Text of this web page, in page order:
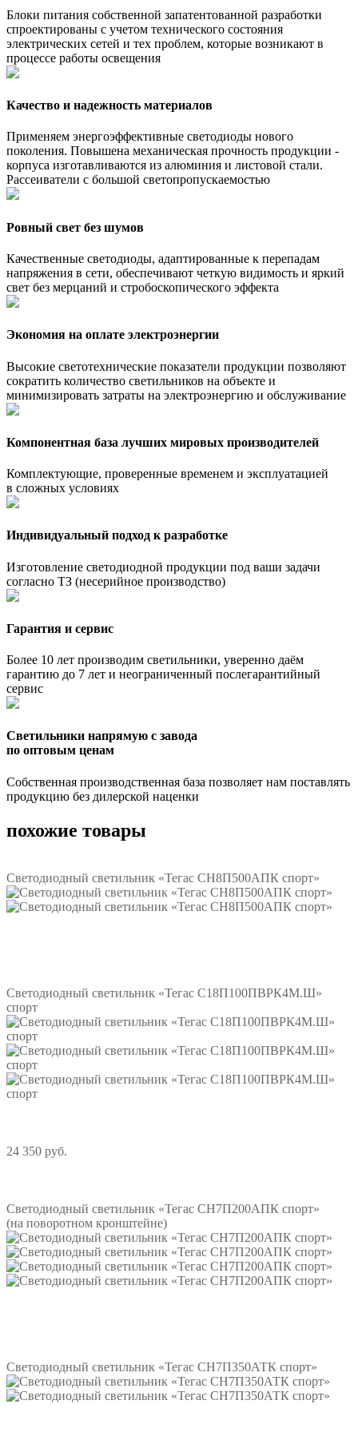
Блоки питания собственной запатентованной разработки
спроектированы с учетом технического состояния
электрических сетей и тех проблем, которые возникают в
процессе работы освещения
Качество и надежность материалов
Применяем энергоэффективные светодиоды нового
поколения. Повышена механическая прочность продукции -
корпуса изготавливаются из алюминия и листовой стали.
Рассеиватели с большой светопропускаемостью
Ровный свет без шумов
Качественные светодиоды, адаптированные к перепадам
напряжения в сети, обеспечивают четкую видимость и яркий
свет без мерцаний и стробоскопического эффекта
Экономия на оплате электроэнергии
Высокие светотехнические показатели продукции позволяют
сократить количество светильников на объекте и
минимизировать затраты на электроэнергию и обслуживание
Компонентная база лучших мировых производителей
Комплектующие, проверенные временем и эксплуатацией
в сложных условиях
Индивидуальный подход к разработке
Изготовление светодиодной продукции под ваши задачи
согласно ТЗ (несерийное производство)
Гарантия и сервис
Более 10 лет производим светильники, уверенно даём
гарантию до 7 лет и неограниченный послегарантийный
сервис
Светильники напрямую с завода
по оптовым ценам
Собственная производственная база позволяет нам поставлять
продукцию без дилерской наценки
похожие товары
Светодиодный светильник «Тегас СН8П500АПК спорт»
Светодиодный светильник «Тегас С18П100ПВРК4М.Ш»
спорт
24 350 руб.
Светодиодный светильник «Тегас СН7П200АПК спорт»
(на поворотном кронштейне)
Светодиодный светильник «Тегас СН7П350АТК спорт»